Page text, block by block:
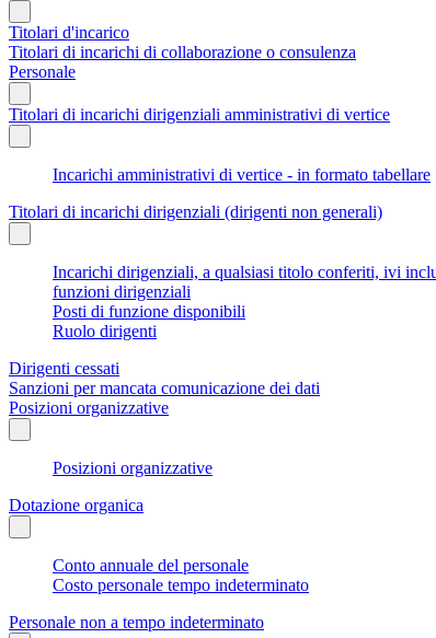
Titolari d'incarico
Titolari di incarichi di collaborazione o consulenza
Personale
Titolari di incarichi dirigenziali amministrativi di vertice
Incarichi amministrativi di vertice - in formato tabellare
Titolari di incarichi dirigenziali (dirigenti non generali)
Incarichi dirigenziali, a qualsiasi titolo conferiti, ivi
funzioni dirigenziali
Posti di funzione disponibili
Ruolo dirigenti
Dirigenti cessati
Sanzioni per mancata comunicazione dei dati
Posizioni organizzative
Posizioni organizzative
Dotazione organica
Conto annuale del personale
Costo personale tempo indeterminato
Personale non a tempo indeterminato